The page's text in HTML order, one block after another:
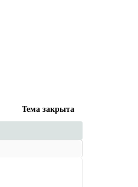
Тема закрыта